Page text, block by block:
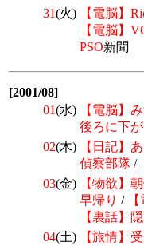
31(火) 【電脳】
【電脳】
PSO新聞
[2001/08]
01(水) 【電脳】
後ろに下
02(木) 【日記】あ
偵察部隊 /
03(金) 【物欲】
早帰り /
【裏話】
04(土) 【旅情】